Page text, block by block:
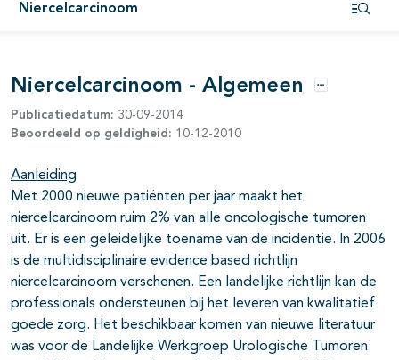
Niercelcarcinoom
open- en dichtklappen
open- en dichtklappen
open- en dichtklappen
open- en dichtklappen
open- en dichtklappen
Niercelcarcinoom - Algemeen Opties
Publicatiedatum: 30-09-2014
Beoordeeld op geldigheid: 10-12-2010
Aanleiding
Met 2000 nieuwe patiënten per jaar maakt het
niercelcarcinoom ruim 2% van alle oncologische tumoren
uit. Er is een geleidelijke toename van de incidentie. In 2006
is de multidisciplinaire evidence based richtlijn
niercelcarcinoom verschenen. Een landelijke richtlijn kan de
professionals ondersteunen bij het leveren van kwalitatief
goede zorg. Het beschikbaar komen van nieuwe literatuur
was voor de Landelijke Werkgroep Urologische Tumoren